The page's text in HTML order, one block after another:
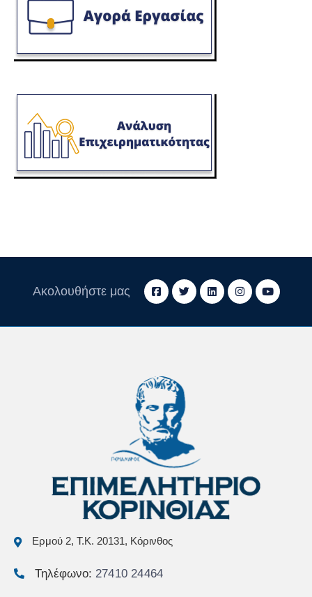
Ακολουθήστε μας
Ερμού 2, Τ.Κ. 20131, Κόρινθος
Τηλέφωνο: 27410 24464